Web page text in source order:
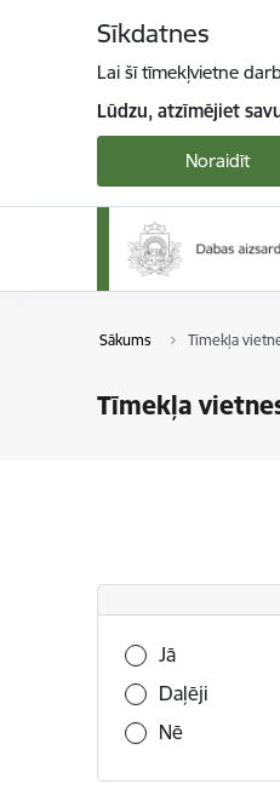
Sīkdatnes
Lai šī tīmekļvietne
Lūdzu, atzīmējiet
Noraidīt
Sākums Tīmekļa
Tīmekļa
Vai šī
Jā
Daļēji
Nē